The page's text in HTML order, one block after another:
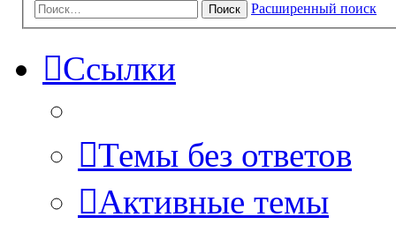
Поиск Расширенный поиск
Ссылки
Темы без ответов
Активные темы